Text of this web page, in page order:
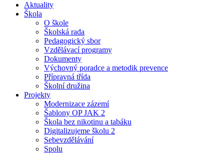
Aktuality
Škola
O škole
Školská rada
Pedagogický sbor
Vzdělávací programy
Dokumenty
Výchovný poradce a metodik prevence
Přípravná třída
Školní družina
Projekty
Modernizace zázemí
Šablony OP JAK 2
Škola bez nikotinu a tabáku
Digitalizujeme školu 2
Sebevzdělávání
Spolu